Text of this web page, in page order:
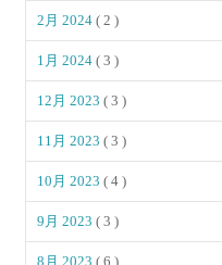
2月 2024( 2 )
1月 2024( 3 )
12月 2023( 3 )
11月 2023( 3 )
10月 2023( 4 )
9月 2023( 3 )
8月 2023( 6 )